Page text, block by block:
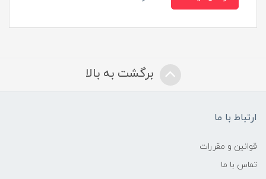
برگشت به بالا
ارتباط با ما
قوانین و مقررات
تماس با ما